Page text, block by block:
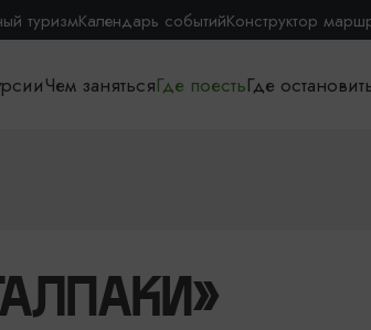
туризмКалендарь событийКонструктор
Чем занятьсяГде поестьГде